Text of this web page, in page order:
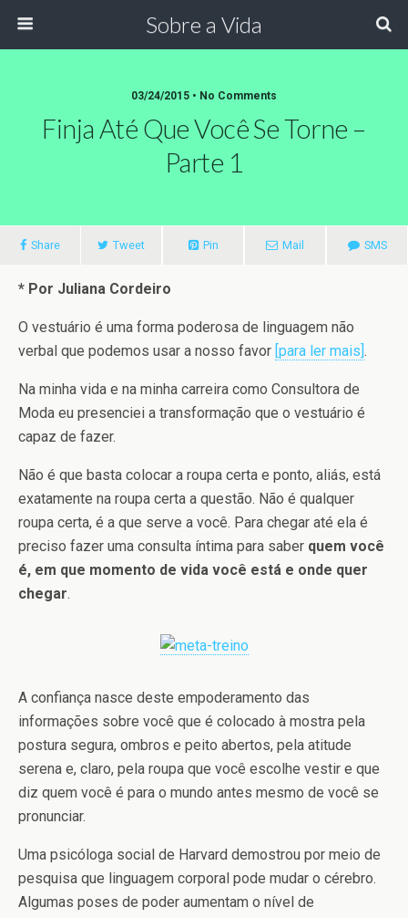
Sobre a Vida
03/24/2015 • No Comments
Finja Até Que Você Se Torne –
Parte 1
Share Tweet Pin Mail SMS
* Por Juliana Cordeiro
O vestuário é uma forma poderosa de linguagem não
verbal que podemos usar a nosso favor [para ler mais].
Na minha vida e na minha carreira como Consultora de
Moda eu presenciei a transformação que o vestuário é
capaz de fazer.
Não é que basta colocar a roupa certa e ponto, aliás, está
exatamente na roupa certa a questão. Não é qualquer
roupa certa, é a que serve a você. Para chegar até ela é
preciso fazer uma consulta íntima para saber quem você
é, em que momento de vida você está e onde quer
chegar.
A confiança nasce deste empoderamento das
informações sobre você que é colocado à mostra pela
postura segura, ombros e peito abertos, pela atitude
serena e, claro, pela roupa que você escolhe vestir e que
diz quem você é para o mundo antes mesmo de você se
pronunciar.
Uma psicóloga social de Harvard demostrou por meio de
pesquisa que linguagem corporal pode mudar o cérebro.
Algumas poses de poder aumentam o nível de